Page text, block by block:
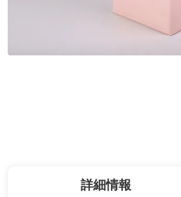
詳細情報